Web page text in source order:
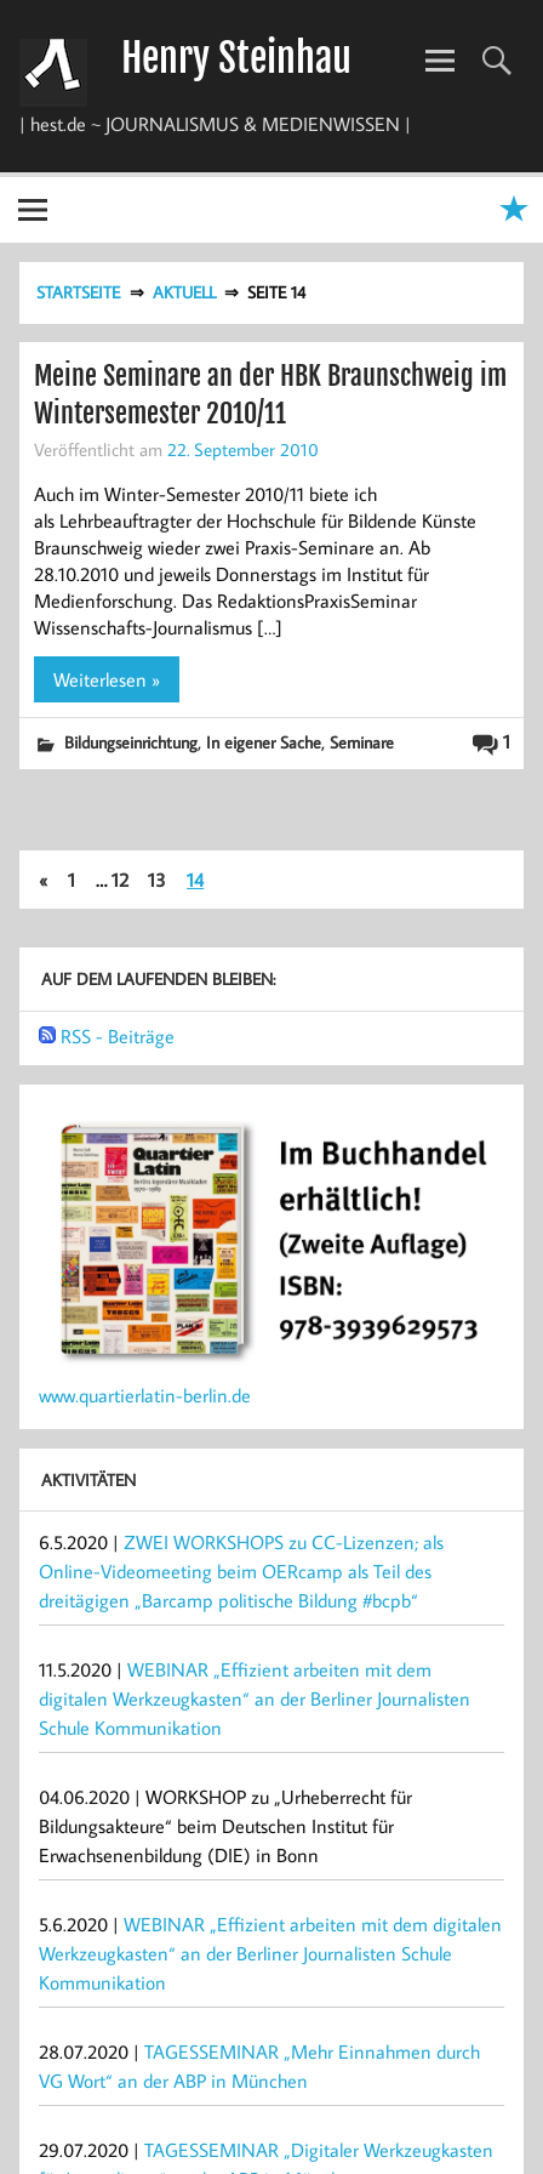
springen
Henry Steinhau
| hest.de ~ JOURNALISMUS & MEDIENWISSEN |
STARTSEITE AKTUELL SEITE 14
Meine Seminare an der HBK Braunschweig im
Wintersemester 2010/11
Veröffentlicht am 22. September 2010
Auch im Winter-Semester 2010/11 biete ich
als Lehrbeauftragter der Hochschule für Bildende Künste
Braunschweig wieder zwei Praxis-Seminare an. Ab
28.10.2010 und jeweils Donnerstags im Institut für
Medienforschung. Das RedaktionsPraxisSeminar
Wissenschafts-Journalismus […]
Weiterlesen »
1
Bildungseinrichtung, In eigener Sache,Seminare
« 1 … 12 13 14
AUF DEM LAUFENDEN BLEIBEN:
RSS - Beiträge
www.quartierlatin-berlin.de
AKTIVITÄTEN
6.5.2020 | ZWEI WORKSHOPS zu CC-Lizenzen; als
Online-Videomeeting beim OERcamp als Teil des
dreitägigen „Barcamp politische Bildung #bcpb“
11.5.2020 | WEBINAR „Effizient arbeiten mit dem
digitalen Werkzeugkasten“ an der Berliner Journalisten
Schule Kommunikation
04.06.2020 | WORKSHOP zu „Urheberrecht für
Bildungsakteure“ beim Deutschen Institut für
Erwachsenenbildung (DIE) in Bonn
5.6.2020 | WEBINAR „Effizient arbeiten mit dem digitalen
Werkzeugkasten“ an der Berliner Journalisten Schule
Kommunikation
28.07.2020 | TAGESSEMINAR „Mehr Einnahmen durch
VG Wort“ an der ABP in München
29.07.2020 | TAGESSEMINAR „Digitaler Werkzeugkasten